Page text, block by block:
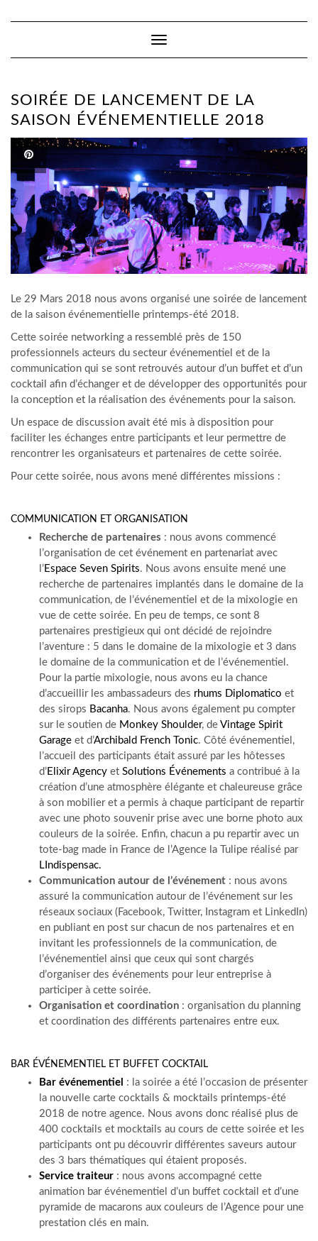
Toggle
Navigation
SOIRÉE DE LANCEMENT DE LA
SAISON ÉVÉNEMENTIELLE 2018
Le 29 Mars 2018 nous avons organisé une soirée de lancement
de la saison événementielle printemps-été 2018.
Cette soirée networking a ressemblé près de 150
professionnels acteurs du secteur événementiel et de la
communication qui se sont retrouvés autour d’un buffet et d’un
cocktail afin d’échanger et de développer des opportunités pour
la conception et la réalisation des événements pour la saison.
Un espace de discussion avait été mis à disposition pour
faciliter les échanges entre participants et leur permettre de
rencontrer les organisateurs et partenaires de cette soirée.
Pour cette soirée, nous avons mené différentes missions :
COMMUNICATION ET ORGANISATION
Recherche de partenaires : nous avons commencé
l’organisation de cet événement en partenariat avec
l’Espace Seven Spirits. Nous avons ensuite mené une
recherche de partenaires implantés dans le domaine de la
communication, de l’événementiel et de la mixologie en
vue de cette soirée. En peu de temps, ce sont 8
partenaires prestigieux qui ont décidé de rejoindre
l’aventure : 5 dans le domaine de la mixologie et 3 dans
le domaine de la communication et de l’événementiel.
Pour la partie mixologie, nous avons eu la chance
d’accueillir les ambassadeurs des rhums Diplomatico et
des sirops Bacanha. Nous avons également pu compter
sur le soutien de Monkey Shoulder, de Vintage Spirit
Garage et d’Archibald French Tonic. Côté événementiel,
l’accueil des participants était assuré par les hôtesses
d’Elixir Agency et Solutions Événements a contribué à la
création d’une atmosphère élégante et chaleureuse grâce
à son mobilier et a permis à chaque participant de repartir
avec une photo souvenir prise avec une borne photo aux
couleurs de la soirée. Enfin, chacun a pu repartir avec un
tote-bag made in France de l’Agence la Tulipe réalisé par
LIndispensac.
Communication autour de l’événement : nous avons
assuré la communication autour de l’événement sur les
réseaux sociaux (Facebook, Twitter, Instagram et LinkedIn)
en publiant en post sur chacun de nos partenaires et en
invitant les professionnels de la communication, de
l’événementiel ainsi que ceux qui sont chargés
d’organiser des événements pour leur entreprise à
participer à cette soirée.
Organisation et coordination : organisation du planning
et coordination des différents partenaires entre eux.
BAR ÉVÉNEMENTIEL ET BUFFET COCKTAIL
Bar événementiel : la soirée a été l’occasion de présenter
la nouvelle carte cocktails & mocktails printemps-été
2018 de notre agence. Nous avons donc réalisé plus de
400 cocktails et mocktails au cours de cette soirée et les
participants ont pu découvrir différentes saveurs autour
des 3 bars thématiques qui étaient proposés.
Service traiteur : nous avons accompagné cette
animation bar événementiel d’un buffet cocktail et d’une
pyramide de macarons aux couleurs de l’Agence pour une
prestation clés en main.